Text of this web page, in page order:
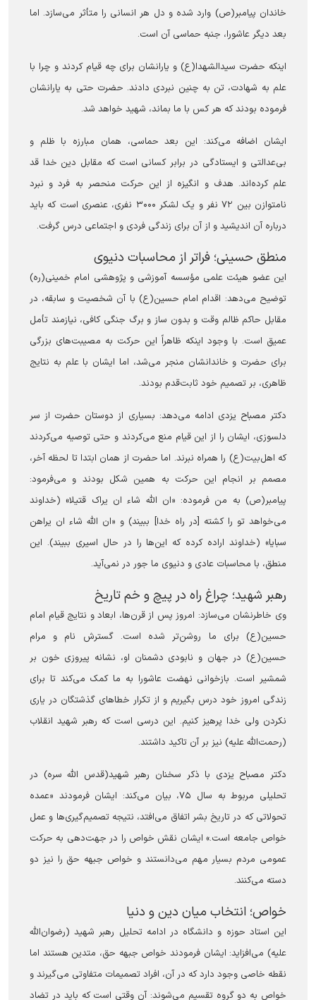
خاندان پیامبر(ص) وارد شده و دل هر انسانی را متأثر می‌سازد. اما
بعد دیگر عاشورا، جنبه حماسی آن است.
اینکه حضرت سیدالشهدا(ع) و یارانشان برای چه قیام کردند و چرا با
علم به شهادت، تن به چنین نبردی دادند. حضرت حتی به یارانشان
فرموده بودند که هر کس با ما بماند، شهید خواهد شد.
ایشان اضافه می‌کند: این بعد حماسی، همان مبارزه با ظلم و
بی‌عدالتی و ایستادگی در برابر کسانی است که مقابل دین خدا قد
علم کرده‌اند. هدف و انگیزه از این حرکت منحصر به فرد و نبرد
نامتوازن بین ۷۲ نفر و یک لشکر ۳۰۰۰ نفری، عنصری است که باید
درباره آن اندیشید و از آن برای زندگی فردی و اجتماعی درس گرفت.
‏منطق حسینی؛ فراتر از محاسبات دنیوی
این عضو هیئت علمی مؤسسه آموزشی و پژوهشی امام خمینی(ره)
توضیح می‌دهد: اقدام امام حسین(ع) با آن شخصیت و سابقه، در
مقابل حاکم ظالم وقت و بدون ساز و برگ جنگی کافی، نیازمند تأمل
عمیق است. با وجود اینکه ظاهراً این حرکت به مصیبت‌های بزرگی
برای حضرت و خاندانشان منجر می‌شد، اما ایشان با علم به نتایج
ظاهری، بر تصمیم خود ثابت‌قدم بودند.
دکتر مصباح یزدی ادامه می‌دهد: بسیاری از دوستان حضرت از سر
دلسوزی، ایشان را از این قیام منع می‌کردند و حتی توصیه می‌کردند
که اهل‌بیت(ع) را همراه نبرند. اما حضرت از همان ابتدا تا لحظه آخر،
مصمم بر انجام این حرکت به همین شکل بودند و می‌فرمود:
پیامبر(ص) به من فرموده: «ان الله شاء ان یراک قتیلا» (خداوند
می‌خواهد تو را کشته [در راه خدا] ببیند) و «ان الله شاء ان یراهن
سبایا» (خداوند اراده کرده که این‌ها را در حال اسیری ببیند). این
منطق، با محاسبات عادی و دنیوی ما جور در نمی‌آید.
‏رهبر شهید؛ چراغ راه در پیچ و خم تاریخ
وی خاطرنشان می‌سازد: امروز پس از قرن‌ها، ابعاد و نتایج قیام امام
حسین(ع) برای ما روشن‌تر شده است. گسترش نام و مرام
حسین(ع) در جهان و نابودی دشمنان او، نشانه پیروزی خون بر
شمشیر است. بازخوانی نهضت عاشورا به ما کمک می‌کند تا برای
زندگی امروز خود درس بگیریم و از تکرار خطاهای گذشتگان در یاری
نکردن ولی خدا پرهیز کنیم. این درسی است که رهبر شهید انقلاب
(رحمت‌الله علیه) نیز بر آن تاکید داشتند.
دکتر مصباح یزدی با ذکر سخنان رهبر شهید(قدس الله سره) در
تحلیلی مربوط به سال ۷۵، بیان می‌کند: ایشان فرمودند «عمده
تحولاتی که در تاریخ بشر اتفاق می‌افتد، نتیجه تصمیم‌گیری‌ها و عمل
خواص جامعه است.» ایشان نقش خواص را در جهت‌دهی به حرکت
عمومی مردم بسیار مهم می‌دانستند و خواص جبهه حق را نیز دو
دسته می‌کنند.
‏خواص؛ انتخاب میان دین و دنیا
این استاد حوزه و دانشگاه در ادامه تحلیل رهبر شهید (رضوان‌الله
علیه) می‌افزاید: ایشان فرمودند خواص جبهه حق، متدین هستند اما
نقطه خاصی وجود دارد که در آن، افراد تصمیمات متفاوتی می‌گیرند و
خواص به دو گروه تقسیم می‌شوند: آن وقتی است که باید در تضاد